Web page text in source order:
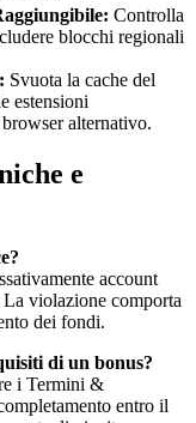
Controlla
blocchi regionali
Svuota la cache del
estensioni
alternativo.
e
account
violazione comporta
dei fondi.
di un bonus?
i Termini &
entro il